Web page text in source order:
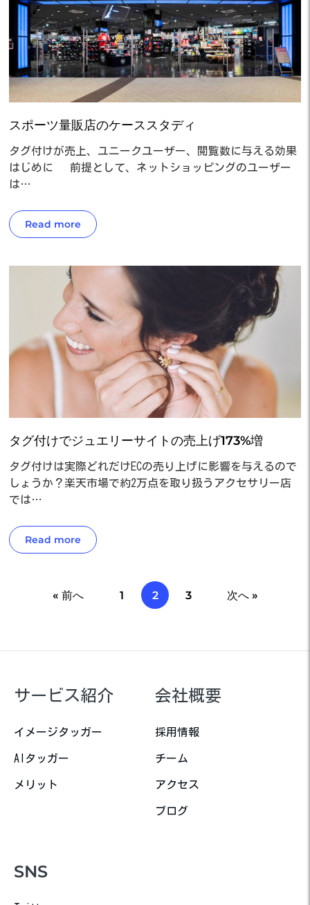
スポーツ量販店のケーススタディ
タグ付けが売上、ユニークユーザー、閲覧数に与える効果
はじめに 前提として、ネットショッピングのユーザー
は…
Read more
タグ付けでジュエリーサイトの売上げ173%増
タグ付けは実際どれだけECの売り上げに影響を与えるので
しょうか？楽天市場で約2万点を取り扱うアクセサリー店
では…
Read more
« 前へ 1 2 3 次へ »
サービス紹介
イメージタッガー
AIタッガー
メリット
会社概要
採用情報
チーム
アクセス
ブログ
SNS